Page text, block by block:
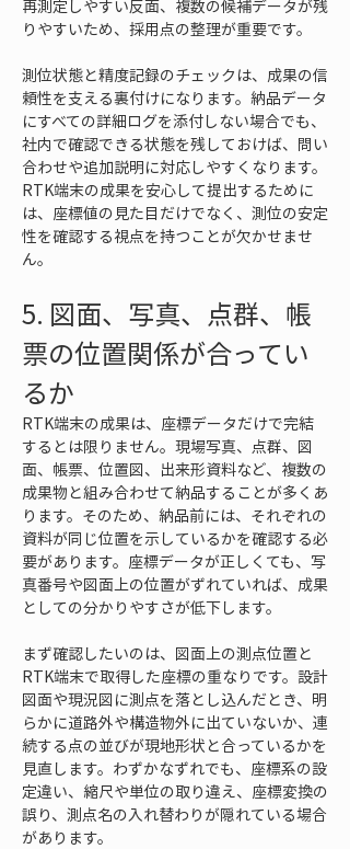
再測定しやすい反面、複数の候補データが残
りやすいため、採用点の整理が重要です。
測位状態と精度記録のチェックは、成果の信
頼性を支える裏付けになります。納品データ
にすべての詳細ログを添付しない場合でも、
社内で確認できる状態を残しておけば、問い
合わせや追加説明に対応しやすくなります。
RTK端末の成果を安心して提出するために
は、座標値の見た目だけでなく、測位の安定
性を確認する視点を持つことが欠かせませ
ん。
5. 図面、写真、点群、帳
票の位置関係が合ってい
るか
RTK端末の成果は、座標データだけで完結
するとは限りません。現場写真、点群、図
面、帳票、位置図、出来形資料など、複数の
成果物と組み合わせて納品することが多くあ
ります。そのため、納品前には、それぞれの
資料が同じ位置を示しているかを確認する必
要があります。座標データが正しくても、写
真番号や図面上の位置がずれていれば、成果
としての分かりやすさが低下します。
まず確認したいのは、図面上の測点位置と
RTK端末で取得した座標の重なりです。設計
図面や現況図に測点を落とし込んだとき、明
らかに道路外や構造物外に出ていないか、連
続する点の並びが現地形状と合っているかを
見直します。わずかなずれでも、座標系の設
定違い、縮尺や単位の取り違え、座標変換の
誤り、測点名の入れ替わりが隠れている場合
があります。